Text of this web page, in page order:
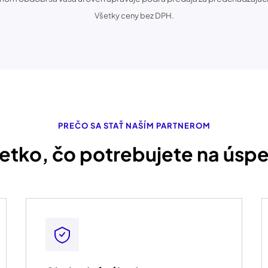
Všetky ceny bez DPH.
PREČO SA STAŤ NAŠÍM PARTNEROM
čo potrebujete na